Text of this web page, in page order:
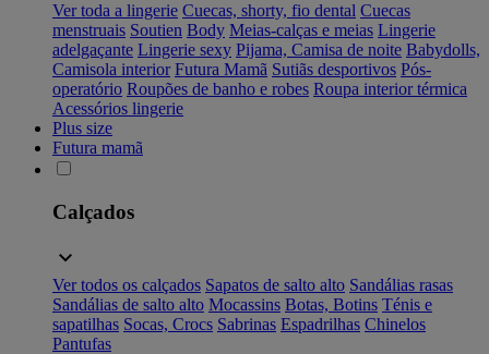
Ver toda a lingerie Cuecas, shorty, fio dental Cuecas
menstruais Soutien Body Meias-calças e meias Lingerie
adelgaçante Lingerie sexy Pijama, Camisa de noite Babydolls,
Camisola interior Futura Mamã Sutiãs desportivos Pós-
operatório Roupões de banho e robes Roupa interior térmica
Acessórios lingerie
Plus size
Futura mamã
Calçados
Ver todos os calçados Sapatos de salto alto Sandálias rasas
Sandálias de salto alto Mocassins Botas, Botins Ténis e
sapatilhas Socas, Crocs Sabrinas Espadrilhas Chinelos
Pantufas